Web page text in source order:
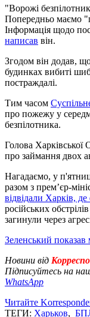
"Ворожі
Попередньо маємо
Інформація щодо
написав він.
Згодом він додав,
будинках вибиті
постраждалі.
Тим часом
про пожежу у
безпілотника.
Голова
про займання двох
Нагадаємо, у
разом з прем’єр-
відвідали Харків,
російських
загинули через
Зеленський
Новини від
Підписуйтесь на
WhatsApp
Читайте
ТЕГИ: Харьков,